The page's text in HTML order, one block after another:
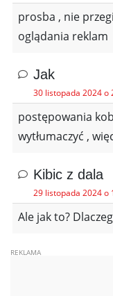
prosba , nie
oglądania reklam
Jak
30 listopada 2024 o
postępowania
wytłumaczyć ,
Kibic z dala
29 listopada 2024 o
Ale jak to?